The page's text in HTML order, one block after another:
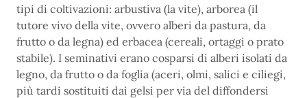
tipi di coltivazioni: arbustiva (la vite), arborea (il
tutore vivo della vite, ovvero alberi da pastura, da
frutto o da legna) ed erbacea (cereali, ortaggi o prato
stabile). I seminativi erano cosparsi di alberi isolati da
legno, da frutto o da foglia (aceri, olmi, salici e ciliegi,
più tardi sostituiti dai gelsi per via del diffondersi